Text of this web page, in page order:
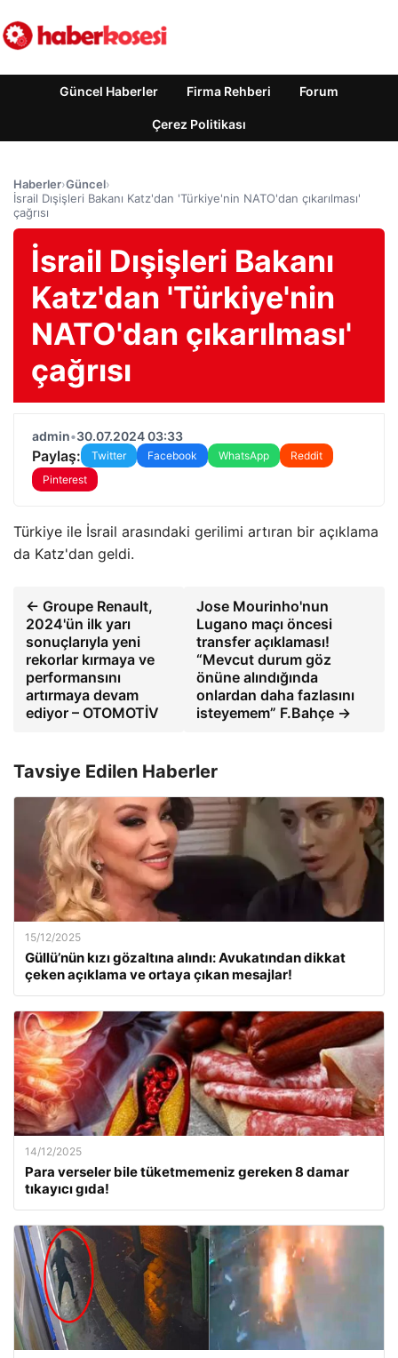
Güncel Haberler Firma Rehberi Forum
Çerez Politikası
Haberler›Güncel›
İsrail Dışişleri Bakanı Katz'dan 'Türkiye'nin NATO'dan çıkarılması'
çağrısı
İsrail Dışişleri Bakanı
Katz'dan 'Türkiye'nin
NATO'dan çıkarılması'
çağrısı
admin•30.07.2024 03:33
Paylaş: Twitter Facebook WhatsApp
Reddit
Pinterest
Türkiye ile İsrail arasındaki gerilimi artıran bir açıklama
da Katz'dan geldi.
← Groupe Renault,
2024'ün ilk yarı
sonuçlarıyla yeni
rekorlar kırmaya ve
performansını
artırmaya devam
ediyor – OTOMOTİV
Jose Mourinho'nun
Lugano maçı öncesi
transfer açıklaması!
“Mevcut durum göz
önüne alındığında
onlardan daha fazlasını
isteyemem” F.Bahçe →
Tavsiye Edilen Haberler
15/12/2025
Güllü’nün kızı gözaltına alındı: Avukatından dikkat
çeken açıklama ve ortaya çıkan mesajlar!
14/12/2025
Para verseler bile tüketmemeniz gereken 8 damar
tıkayıcı gıda!